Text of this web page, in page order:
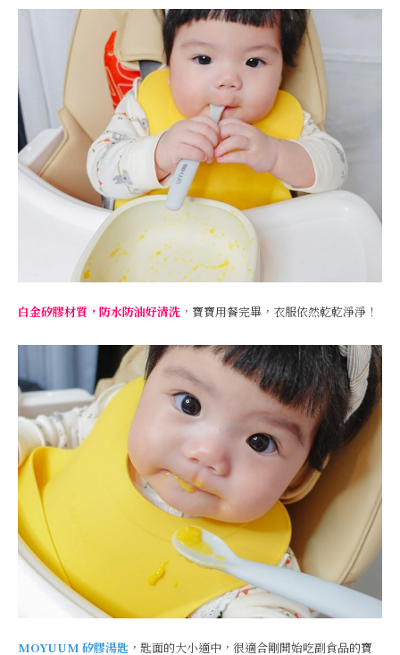
白金矽膠材質，防水防油好清洗 ，寶寶用餐完畢，衣服依然乾乾淨淨！
MOYUUM 矽膠湯匙 ，匙面的大小適中，很適合剛開始吃副食品的寶